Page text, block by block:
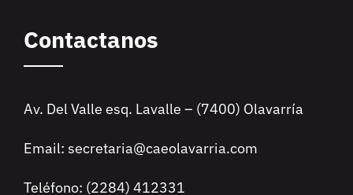
Contactanos
Av. Del Valle esq. Lavalle – (7400) Olavarría
Email: secretaria@caeolavarria.com
Teléfono: (2284) 412331